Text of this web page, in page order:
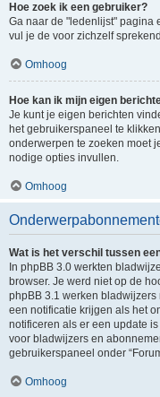
Hoe zoek ik een gebruiker?
Ga naar de "ledenlijst" pagina
vul je de voor zichzelf
Omhoog
Hoe kan ik mijn eigen
Je kunt je eigen berichten
het gebruikerspaneel te
onderwerpen te zoeken moet
nodige opties invullen.
Omhoog
Wat is het verschil tussen
In phpBB 3.0 werkten
browser. Je werd niet op de
phpBB 3.1 werken
een notificatie krijgen als het
notificeren als er een update
voor bladwijzers en
gebruikerspaneel onder
Omhoog